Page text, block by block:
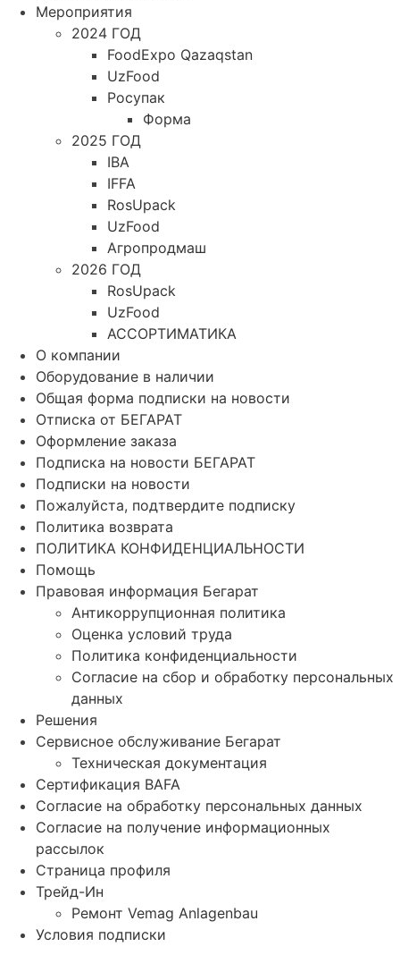
Мероприятия
2024 ГОД
FoodExpo Qazaqstan
UzFood
Росупак
Форма
2025 ГОД
IBA
IFFA
RosUpack
UzFood
Агропродмаш
2026 ГОД
RosUpack
UzFood
АССОРТИМАТИКА
О компании
Оборудование в наличии
Общая форма подписки на новости
Отписка от БЕГАРАТ
Оформление заказа
Подписка на новости БЕГАРАТ
Подписки на новости
Пожалуйста, подтвердите подписку
Политика возврата
ПОЛИТИКА КОНФИДЕНЦИАЛЬНОСТИ
Помощь
Правовая информация Бегарат
Антикоррупционная политика
Оценка условий труда
Политика конфиденциальности
Согласие на сбор и обработку персональных
данных
Решения
Сервисное обслуживание Бегарат
Техническая документация
Сертификация BAFA
Согласие на обработку персональных данных
Согласие на получение информационных
рассылок
Страница профиля
Трейд-Ин
Ремонт Vemag Anlagenbau
Условия подписки